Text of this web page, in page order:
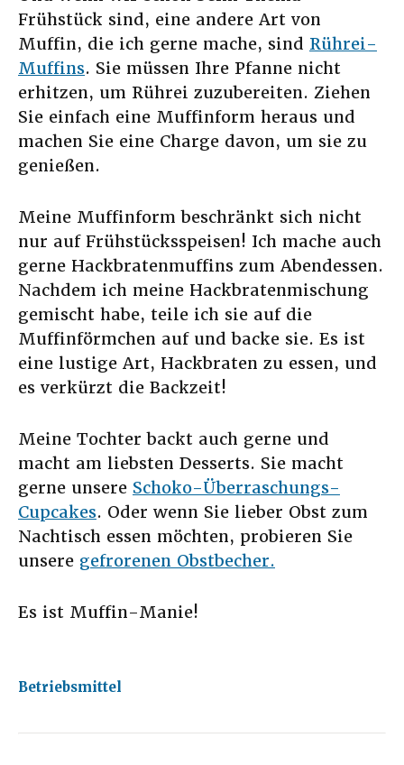
Frühstück sind, eine andere Art von
Muffin, die ich gerne mache, sind Rührei-
Muffins. Sie müssen Ihre Pfanne nicht
erhitzen, um Rührei zuzubereiten. Ziehen
Sie einfach eine Muffinform heraus und
machen Sie eine Charge davon, um sie zu
genießen.
Meine Muffinform beschränkt sich nicht
nur auf Frühstücksspeisen! Ich mache auch
gerne Hackbratenmuffins zum Abendessen.
Nachdem ich meine Hackbratenmischung
gemischt habe, teile ich sie auf die
Muffinförmchen auf und backe sie. Es ist
eine lustige Art, Hackbraten zu essen, und
es verkürzt die Backzeit!
Meine Tochter backt auch gerne und
macht am liebsten Desserts. Sie macht
gerne unsere Schoko-Überraschungs-
Cupcakes. Oder wenn Sie lieber Obst zum
Nachtisch essen möchten, probieren Sie
unsere gefrorenen Obstbecher.
Es ist Muffin-Manie!
Betriebsmittel